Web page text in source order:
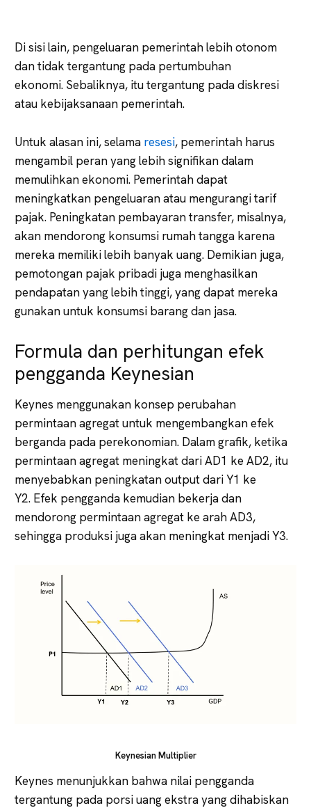
Di sisi lain, pengeluaran pemerintah lebih otonom
dan tidak tergantung pada pertumbuhan
ekonomi. Sebaliknya, itu tergantung pada diskresi
atau kebijaksanaan pemerintah.
Untuk alasan ini, selama resesi, pemerintah harus
mengambil peran yang lebih signifikan dalam
memulihkan ekonomi. Pemerintah dapat
meningkatkan pengeluaran atau mengurangi tarif
pajak. Peningkatan pembayaran transfer, misalnya,
akan mendorong konsumsi rumah tangga karena
mereka memiliki lebih banyak uang. Demikian juga,
pemotongan pajak pribadi juga menghasilkan
pendapatan yang lebih tinggi, yang dapat mereka
gunakan untuk konsumsi barang dan jasa.
Formula dan perhitungan efek
pengganda Keynesian
Keynes menggunakan konsep perubahan
permintaan agregat untuk mengembangkan efek
berganda pada perekonomian. Dalam grafik, ketika
permintaan agregat meningkat dari AD1 ke AD2, itu
menyebabkan peningkatan output dari Y1 ke
Y2. Efek pengganda kemudian bekerja dan
mendorong permintaan agregat ke arah AD3,
sehingga produksi juga akan meningkat menjadi Y3.
Keynesian Multiplier
Keynes menunjukkan bahwa nilai pengganda
tergantung pada porsi uang ekstra yang dihabiskan